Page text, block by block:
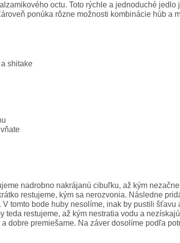
octu. Toto rýchle a jednoduché jedlo
ponúka rôzne možnosti kombinácie húb a
shitake
nadrobno nakrájanú cibuľku, až kým
restujeme, kým sa nerozvonia. Následne
tomto bode huby nesolíme, inak by pustili šťavu
teda restujeme, až kým nestratia vodu a
dobre premiešame. Na záver dosolíme podľa